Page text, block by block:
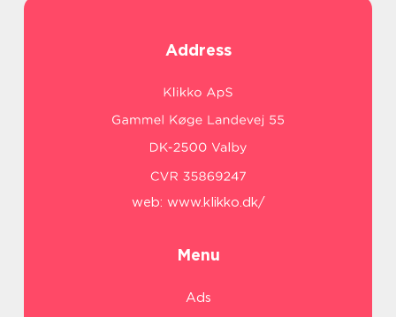
Address
web: www.klikko.dk/
Menu
Ads